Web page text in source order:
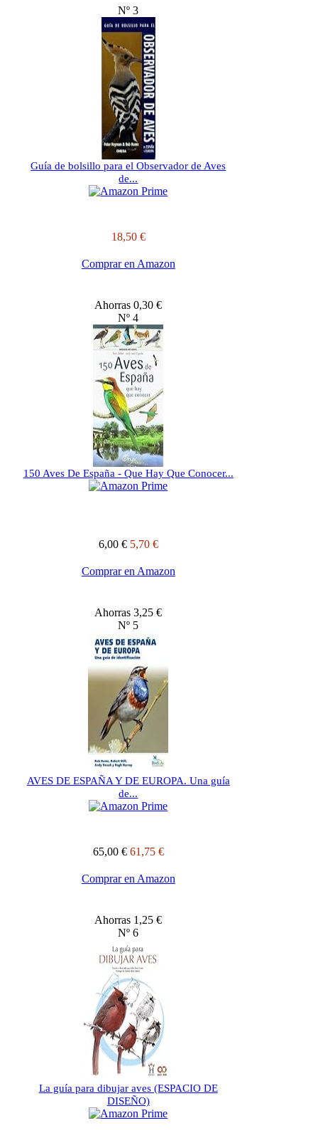
Nº 3
Guía de bolsillo para el Observador de Aves
de...
18,50 €
Comprar en Amazon
Ahorras 0,30 €
Nº 4
150 Aves De España - Que Hay Que Conocer...
6,00 € 5,70 €
Comprar en Amazon
Ahorras 3,25 €
Nº 5
AVES DE ESPAÑA Y DE EUROPA. Una guía
de...
65,00 € 61,75 €
Comprar en Amazon
Ahorras 1,25 €
Nº 6
La guía para dibujar aves (ESPACIO DE
DISEÑO)